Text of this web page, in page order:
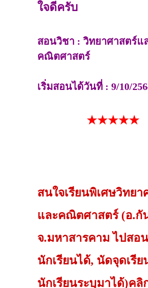
ใจดีครับ
สอนวิชา : วิทยาศาสตร์แ
คณิตศาสตร์
เริ่มสอนได้วันที่ : 9/10/
★★★★★
สนใจเรียนพิเศษวิทยา
และคณิตศาสตร์ (อ.กั
จ.มหาสารคาม ไปสอ
นักเรียนได้, นัดจุดเรี
นักเรียนระบุมาได้)คลิ